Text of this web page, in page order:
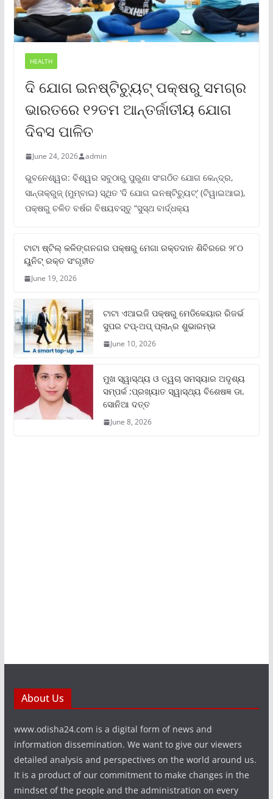
HEALTH
ଦି ଯୋଗ ଇନଷ୍ଟିଚ୍ୟୁଟ୍ ପକ୍ଷରୁ ସମଗ୍ର
ଭାରତରେ ୧୨ତମ ଆନ୍ତର୍ଜାତୀୟ ଯୋଗ
ଦିବସ ପାଳିତ
June 24, 2026 admin
ଭୁବନେଶ୍ୱର: ବିଶ୍ୱର ସବୁଠାରୁ ପୁରୁଣା ସଂଗଠିତ ଯୋଗ କେନ୍ଦ୍ର,
ସାନ୍ତାକ୍ରୁଜ୍ (ମୁମ୍ବାଇ) ସ୍ଥିତ ‘ଦି ଯୋଗ ଇନଷ୍ଟିଚ୍ୟୁଟ୍‌’ (ଟିୱାଇଆଇ),
ପକ୍ଷରୁ ଚଳିତ ବର୍ଷର ବିଷୟବସ୍ତୁ “ସୁସ୍ଥ ବାର୍ଦ୍ଧକ୍ୟ
ଟାଟା ଷ୍ଟିଲ୍‌ କଳିଙ୍ଗନଗର ପକ୍ଷରୁ ମେଗା ରକ୍ତଦାନ ଶିବିରରେ ୨୮୦
ୟୁନିଟ୍‌ ରକ୍ତ ସଂଗୃହୀତ
June 19, 2026
ଟାଟା ଏଆଇଜି ପକ୍ଷରୁ ମେଡିକେୟାର ରିଜର୍ଭ
ସୁପର ଟପ୍‌-ଅପ୍ ପ୍ଲାନ୍‌ର ଶୁଭାରମ୍ଭ
June 10, 2026
ମୁଖ ସ୍ୱାସ୍ଥ୍ୟ ଓ ତ୍ୱଚା ସମସ୍ୟାର ଅଦୃଶ୍ୟ
ସମ୍ପର୍କ :ପ୍ରଖ୍ୟାତ ସ୍ୱାସ୍ଥ୍ୟ ବିଶେଷଜ୍ଞ ଡା.
ସୋନିଆ ଦତ୍ତ
June 8, 2026
About Us
www.odisha24.com is a digital form of news and
information dissemination. We want to give our viewers
detailed analysis and perspectives on the world around us.
It is a product of our commitment to make changes in the
mindset of the people and the administration on every